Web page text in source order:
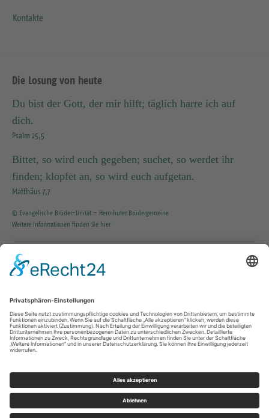
Kontakte
Die Losung von heute
Du bist der Gott, der mir hilft; täglich harre ich auf
dich.
Psalm 25,5
Bittet, so wird euch gegeben; suchet, so werdet ihr
finden; klopfet an, so wird euch aufgetan.
Matthäus 7,7
© Evangelische Brüder-Unität – Herrnhuter Brüdergemeine
Weitere Informationen finden Sie hier
INFO SERVICE
035203 / 37351 KG.Tharandt@evlks.de